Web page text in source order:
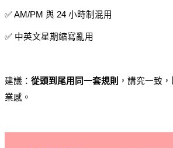
✅ AM/PM 與 24 小時制混用
✅ 中英文星期縮寫亂用
建議： 從頭到尾用同一套規則
，講究一致
業感。